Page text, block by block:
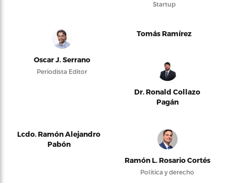
Startup
Oscar J. Serrano
Periodista Editor
Tomás Ramírez
Dr. Ronald Collazo
Pagán
Lcdo. Ramón Alejandro
Pabón
Ramón L. Rosario Cortés
Política y derecho